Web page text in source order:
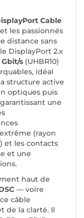
Cable
les passionnés
distance sans
DisplayPort 2.x
Gbit/s (UHBR10)
idéal
structure active
optiques puis
une
(rayon
et les contacts
et une
haut de
— voire
câble
de la clarté. Il